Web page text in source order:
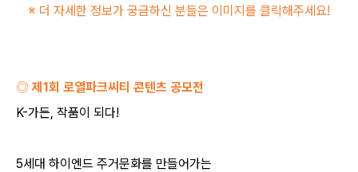
※ 더 자세한 정보가 궁금하신 분들은 이미지를 클릭해주세요!
◎ 제 1회 로열파크씨티 콘텐츠 공모전
K-가든, 작품이 되다!
5세대 하이엔드 주거문화를 만들어가는